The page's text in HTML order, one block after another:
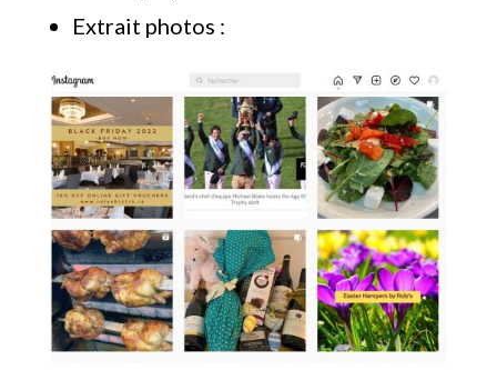
Extrait photos :